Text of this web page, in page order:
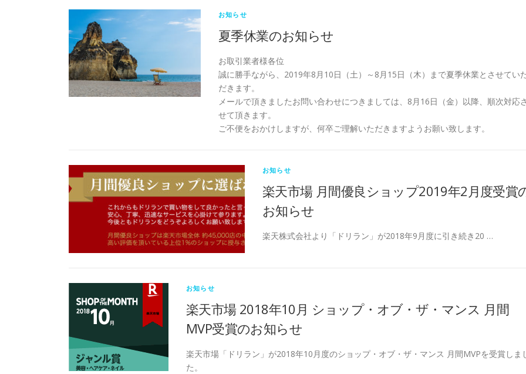
お知らせ
夏季休業のお知らせ
お取引業者様各位
誠に勝手ながら、2019年8月10日（土）～8月15日（木）まで夏季休業とさせてい
だきます。
メールで頂きましたお問い合わせにつきましては、8月16日（金）以降、順次対応さ
せて頂きます。
ご不便をおかけしますが、何卒ご理解いただきますようお願い致します。
お知らせ
楽天市場 月間優良ショップ2019年2月度受賞
お知らせ
楽天株式会社より「ドリラン」が2018年9月度に引き続き20 …
お知らせ
楽天市場 2018年10月 ショップ・オブ・ザ・マンス 月間
MVP受賞のお知らせ
楽天市場「ドリラン」が2018年10月度のショップ・オブ・ザ・マンス 月間MVPを受賞しま
た。